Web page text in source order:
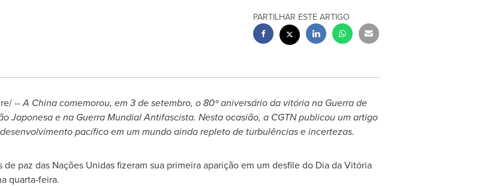
PARTILHAR ESTE ARTIGO
--A Chinacomemorou, em 3 de setembro, o 80º aniversário da vitória na Guerra de
Japonesa e na Guerra Mundial Antifascista. Nesta ocasião, a CGTN publicou um artigo
pacífico em um mundo ainda repleto de turbulências e incertezas.
paz das Nações Unidas fizeram sua primeira aparição em um desfile do Dia da Vitória
quarta-feira.